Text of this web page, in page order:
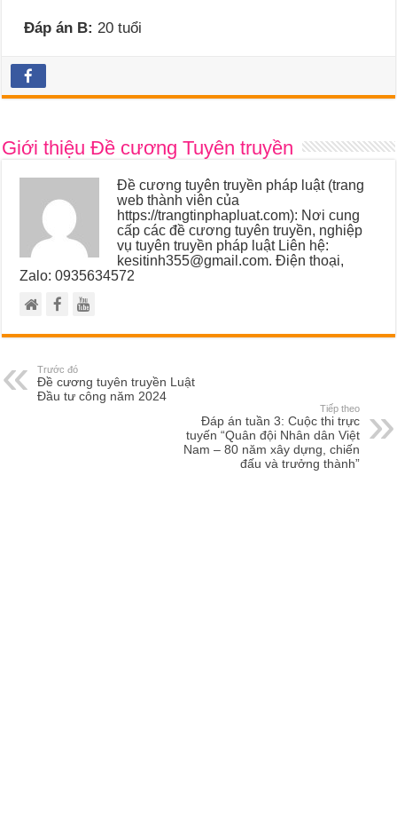
Đáp án B: 20 tuổi
Giới thiệu Đề cương Tuyên truyền
Đề cương tuyên truyền pháp luật (trang
web thành viên của
https://trangtinphapluat.com): Nơi cung
cấp các đề cương tuyên truyền, nghiệp
vụ tuyên truyền pháp luật Liên hệ:
kesitinh355@gmail.com. Điện thoại,
Zalo: 0935634572
Trước đó
Đề cương tuyên truyền Luật
Đầu tư công năm 2024
Tiếp theo
Đáp án tuần 3: Cuộc thi trực
tuyến “Quân đội Nhân dân Việt
Nam – 80 năm xây dựng, chiến
đấu và trưởng thành”